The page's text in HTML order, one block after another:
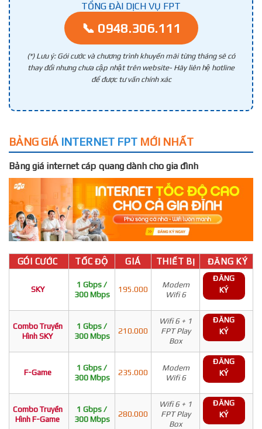
TỔNG ĐÀI DỊCH VỤ FPT
📞 0948.306.111
(*) Lưu ý: Gói cước và chương trình khuyến mãi từng tháng sẽ có
thay đổi nhưng chưa cập nhật trên website- Hãy liên hệ hotline
để được tư vấn chính xác
BẢNG GIÁ INTERNET FPT MỚI NHẤT
Bảng giá internet cáp quang dành cho gia đình
GÓI CƯỚC TỐC ĐỘ GIÁ THIẾT BỊ ĐĂNG KÝ
SKY
1 Gbps /
300 Mbps
195.000
Modem
Wifi 6
ĐĂNG
KÝ
Combo Truyền
Hình SKY
1 Gbps /
300 Mbps
210.000
Wifi 6 + 1
FPT Play
Box
ĐĂNG
KÝ
F-Game
1 Gbps /
300 Mbps
235.000
Modem
Wifi 6
ĐĂNG
KÝ
Combo Truyền
Hình F-Game
1 Gbps /
300 Mbps
280.000
Wifi 6 + 1
FPT Play
Box
ĐĂNG
KÝ